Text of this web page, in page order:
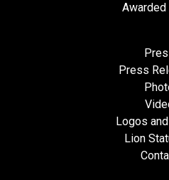
Awarded
Press
Logos
Lion